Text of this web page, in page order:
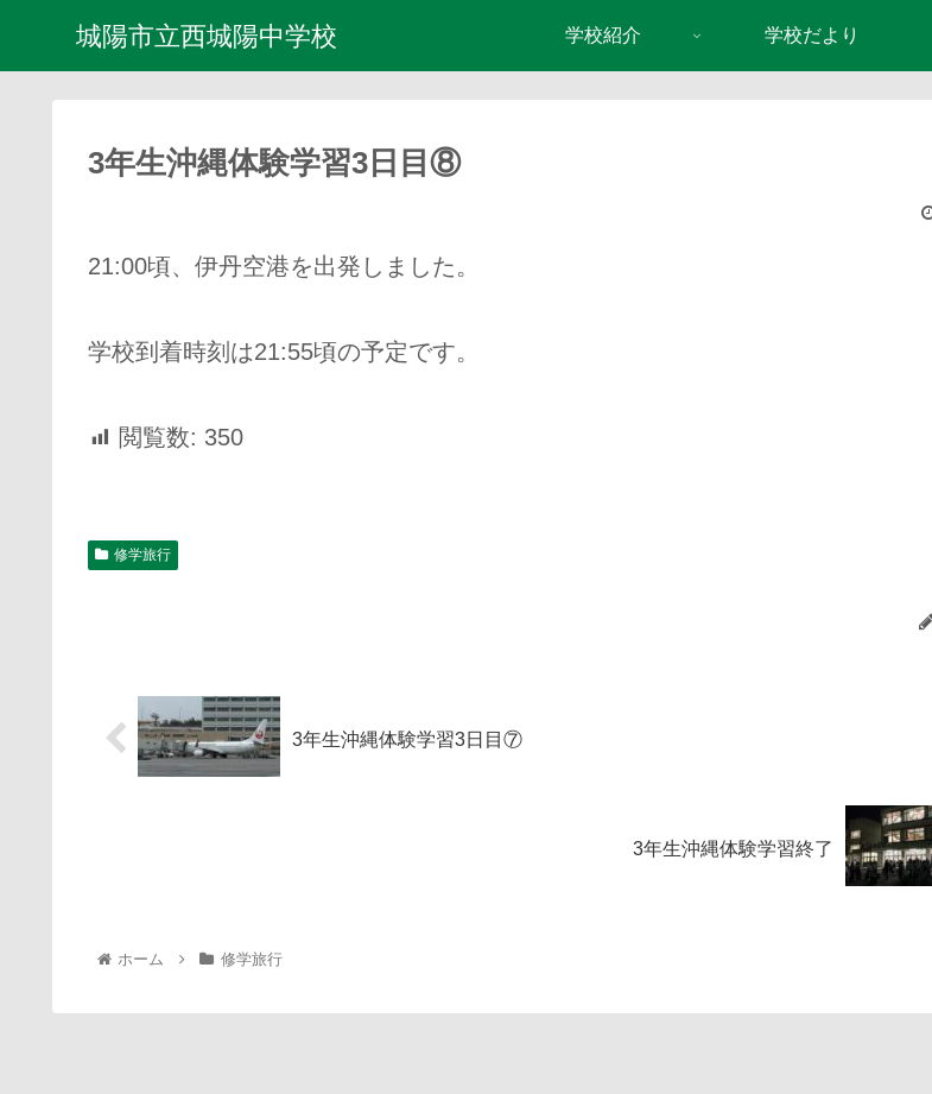
城陽市立西城陽中学校 学校紹介 学校だより
3年生沖縄体験学習3日目⑧
21:00頃、伊丹空港を出発しました。
学校到着時刻は21:55頃の予定です。
閲覧数: 350
修学旅行
3年生沖縄体験学習3日目⑦
3年生沖縄体験学習終了
ホーム 修学旅行